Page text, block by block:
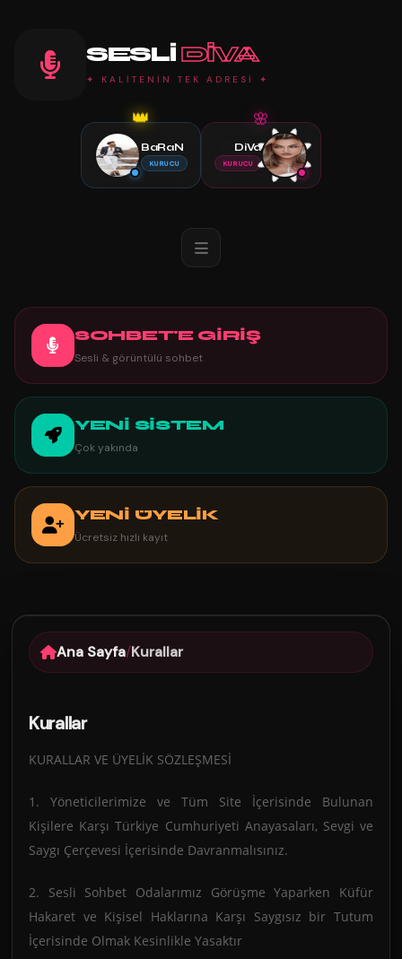
SESLI DIVA
✦ KALİTENİN TEK ADRESİ ✦
👑
BaRaN
KURUCU
🌸
DiVa
KURUCU
SOHBET'E GİRİŞ
Sesli & görüntülü sohbet
YENİ SİSTEM
Çok yakında
YENİ ÜYELİK
Ücretsiz hızlı kayıt
Ana Sayfa/Kurallar
Kurallar
KURALLAR VE ÜYELİK SÖZLEŞMESİ
1. Yöneticilerimize ve Tüm Site İçerisinde Bulunan
Kişilere Karşı Türkiye Cumhuriyeti Anayasaları, Sevgi ve
Saygı Çerçevesi İçerisinde Davranmalısınız.
2. Sesli Sohbet Odalarımız Görüşme Yaparken Küfür
Hakaret ve Kişisel Haklarına Karşı Saygısız bir Tutum
İçerisinde Olmak Kesinlikle Yasaktır